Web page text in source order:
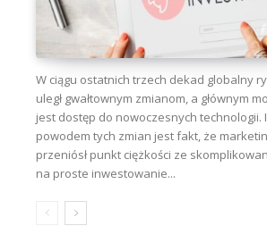
W ciągu ostatnich trzech dekad globalny
uległ gwałtownym zmianom, a głównym
jest dostęp do nowoczesnych technologii.
powodem tych zmian jest fakt, że
przeniósł punkt ciężkości ze
na proste inwestowanie...